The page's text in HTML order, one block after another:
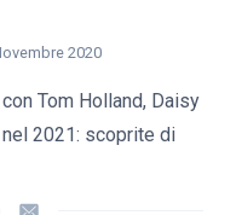
2020
Tom Holland, Daisy
2021: scoprite di